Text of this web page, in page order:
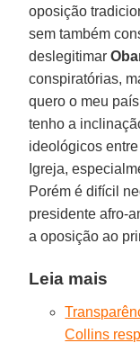
oposição
sem também
deslegitimar
conspiratórias,
quero o meu
tenho a
ideológicos
Igreja,
Porém é difícil
presidente afro-
a oposição ao
Leia mais
Collins